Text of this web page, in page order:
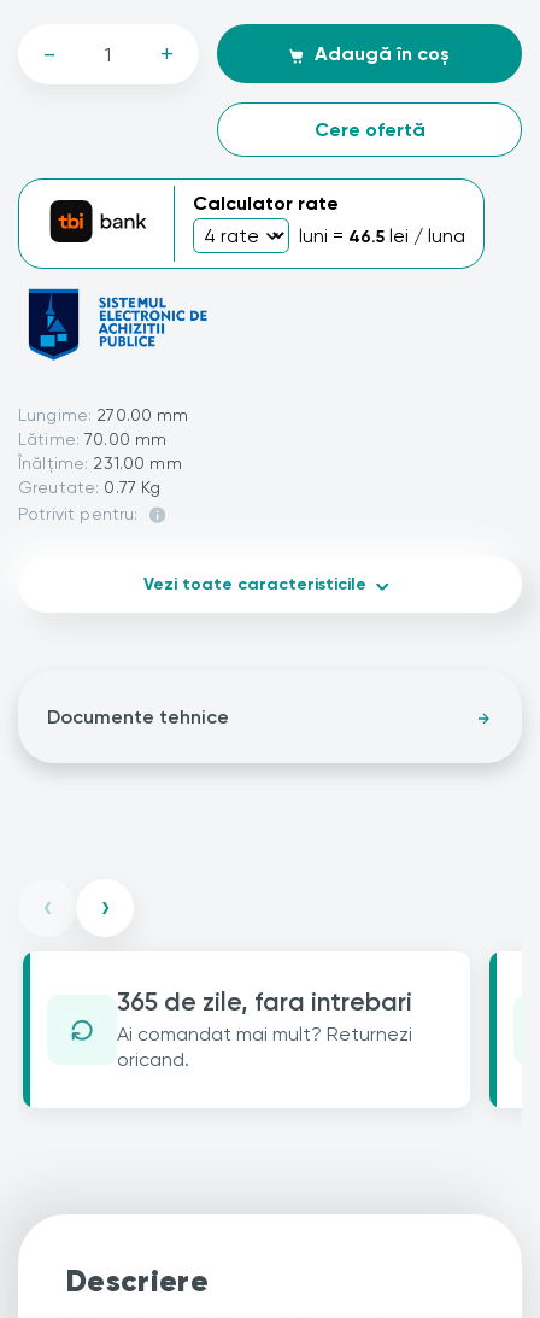
- + Adaugă în coș
Cere ofertă
Calculator rate
luni = 46.5 lei / luna
Lungime: 270.00 mm
Lătime: 70.00 mm
Înălțime: 231.00 mm
Greutate: 0.77 Kg
Potrivit pentru:
Vezi toate caracteristicile
Documente tehnice
‹ ›
365 de zile, fara intrebari
Ai comandat mai mult? Returnezi
oricand.
Descriere